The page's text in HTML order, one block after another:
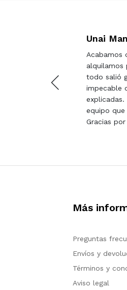
Unai
Acabamos
alquilamos
todo salió
impecable
equipo
Gracias
Más
Preguntas
Envíos y
Términos y
Aviso legal